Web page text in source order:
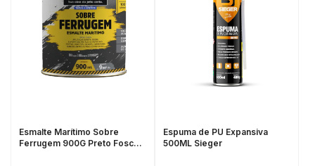
Esmalte Marítimo Sobre
Ferrugem 900G Preto Fosco -
Espuma de PU Expansiva
500ML Sieger